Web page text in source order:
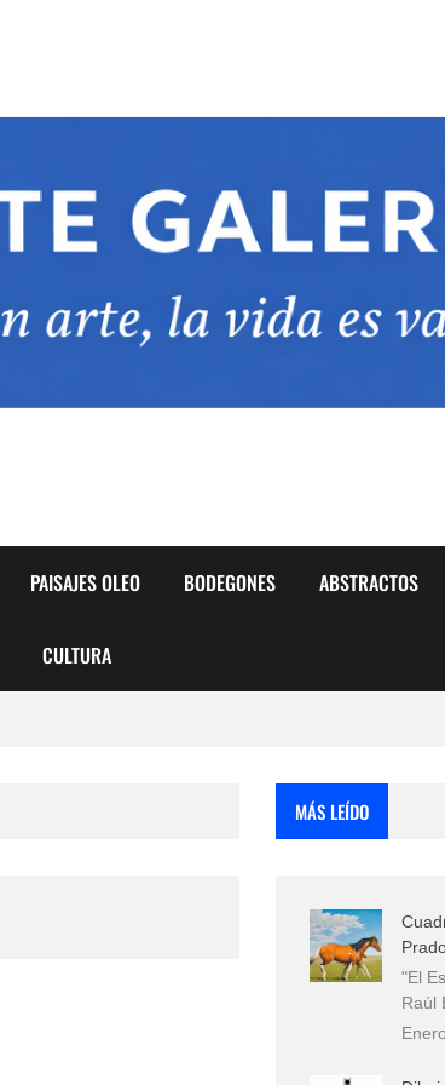
PAISAJES OLEO BODEGONES ABSTRACTOS
CULTURA
MÁS LEÍDO
"El
Raúl